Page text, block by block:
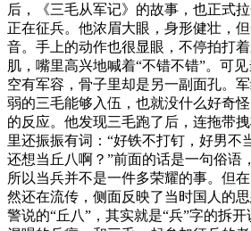
后，《三毛从军记》的故事，也正式
正在征兵。他浓眉大眼，身形健壮，
音。手上的动作也很显眼，不停拍打
肌，嘴里高兴地喊着“不错不错”。可
空有军容，骨子里却是另一副面孔。
弱的三毛能够入伍，也就没什么好奇
的反应。他发现三毛跑了后，连拖带
里还振振有词：“好铁不打钉，好男不
还想当丘八啊？”前面的话是一句俗语
所以当兵并不是一件多荣耀的事。但
然还在流传，侧面反映了当时国人的
警说的“丘八”，其实就是“兵”字的拆